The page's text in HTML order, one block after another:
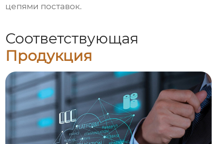
цепями поставок.
Соответствующая
Продукция